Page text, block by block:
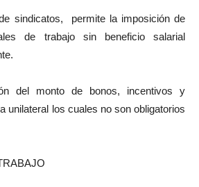
sindicatos, permite la imposición de
de trabajo sin beneficio salarial
del monto de bonos, incentivos y
unilateral los cuales no son obligatorios